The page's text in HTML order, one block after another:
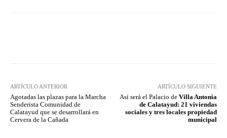
ARTÍCULO ANTERIOR
Agotadas las plazas para la Marcha
Senderista Comunidad de
Calatayud que se desarrollará en
Cervera de la Cañada
ARTÍCULO SIGUIENTE
Así será el Palacio de Villa Antonia
de Calatayud: 21 viviendas
sociales y tres locales propiedad
municipal